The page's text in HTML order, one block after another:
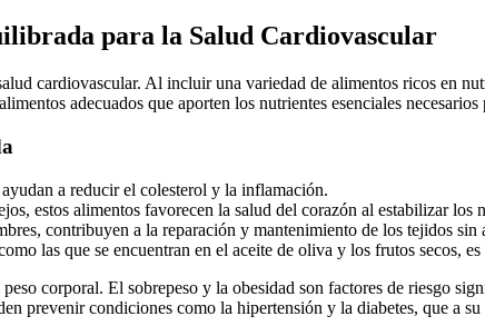
para la Salud Cardiovascular
cardiovascular. Al incluir una variedad de alimentos ricos en
adecuados que aporten los nutrientes esenciales
a reducir el colesterol y la inflamación.
estos alimentos favorecen la salud del corazón al estabilizar los
contribuyen a la reparación y mantenimiento de los tejidos sin
las que se encuentran en el aceite de oliva y los frutos secos,
corporal. El sobrepeso y la obesidad son factores de riesgo
prevenir condiciones como la hipertensión y la diabetes, que a